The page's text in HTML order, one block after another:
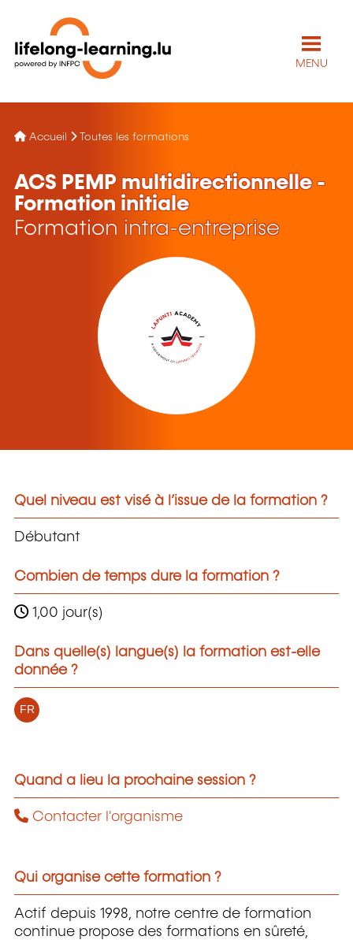
MENU
Accueil Toutes les formations
ACS PEMP multidirectionnelle -
Formation initiale
Formation intra-entreprise
Quel niveau est visé à l’issue de la formation ?
Débutant
Combien de temps dure la formation ?
1,00 jour(s)
Dans quelle(s) langue(s) la formation est-elle
donnée ?
FR
Quand a lieu la prochaine session ?
Contacter l'organisme
Qui organise cette formation ?
Actif depuis 1998, notre centre de formation
continue propose des formations en sûreté,